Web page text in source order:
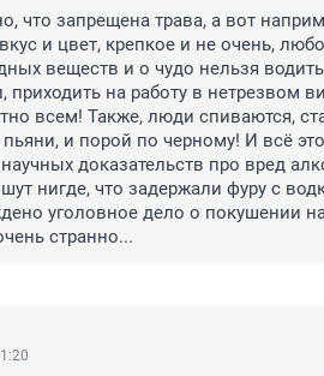
что запрещена трава, а вот
и цвет, крепкое и не очень,
веществ и о чудо нельзя
приходить на работу в нетрезвом
всем! Также, люди спиваются,
и порой по черному! И всё
доказательств про вред
нигде, что задержали фуру с
уголовное дело о покушении
странно...